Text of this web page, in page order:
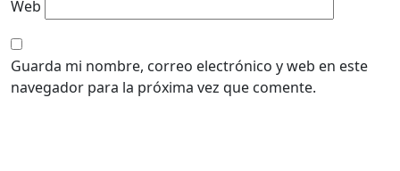
Web
Guarda mi nombre, correo electrónico y web en este
navegador para la próxima vez que comente.